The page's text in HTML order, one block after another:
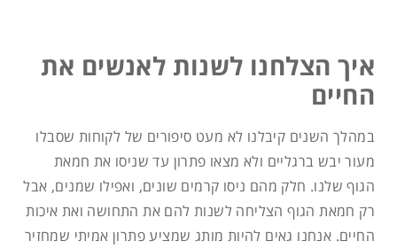
איך הצלחנו לשנות לאנשים את
החיים
במהלך השנים קיבלנו לא מעט סיפורים של לקוחות שסבלו
מעור יבש ברגליים ולא מצאו פתרון עד שניסו את חמאת
הגוף שלנו. חלק מהם ניסו קרמים שונים, ואפילו שמנים, אבל
רק חמאת הגוף הצליחה לשנות להם את התחושה ואת איכות
החיים. אנחנו גאים להיות מותג שמציע פתרון אמיתי שמחזיר